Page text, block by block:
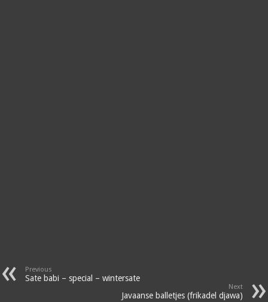
Previous
Sate babi – special – wintersate
Next
Javaanse balletjes (frikadel djawa)